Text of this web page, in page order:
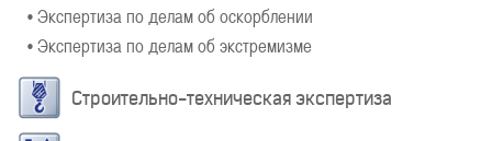
• Экспертиза по делам об оскорблении
• Экспертиза по делам об экстремизме
Строительно-техническая экспертиза